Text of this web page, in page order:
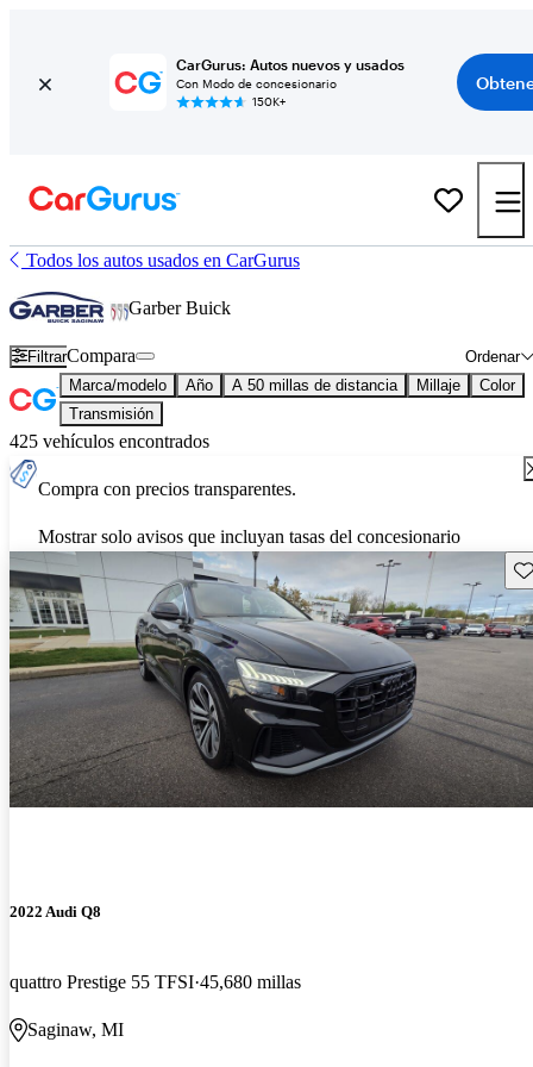
CarGurus: Autos nuevos y usados
Con Modo de concesionario
150K+
Todos los autos usados en CarGurus
Garber Buick
Filtrar Ordenar
Compara
Marca/modelo Año A 50 millas de distancia Millaje
Color
Transmisión
425 vehículos encontrados
Compra con precios transparentes.
Mostrar solo avisos que incluyan tasas del concesionario
2022 Audi Q8
quattro Prestige 55 TFSI 45,680 millas
Saginaw, MI